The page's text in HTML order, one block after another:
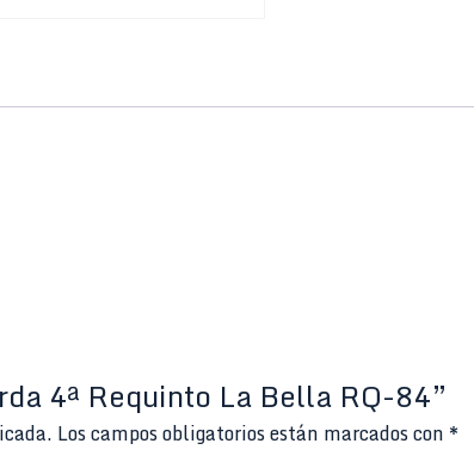
4ª Requinto La Bella RQ-84”
Los campos obligatorios están marcados con *